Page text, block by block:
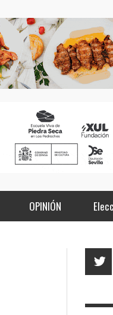
OPINIÓN